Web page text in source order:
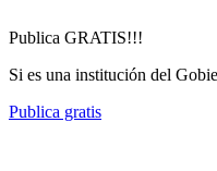
Publica GRATIS!!!
Si es una institución del
Publica gratis